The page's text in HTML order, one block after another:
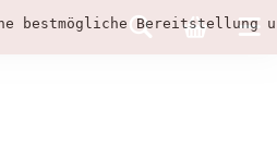
bestmögliche